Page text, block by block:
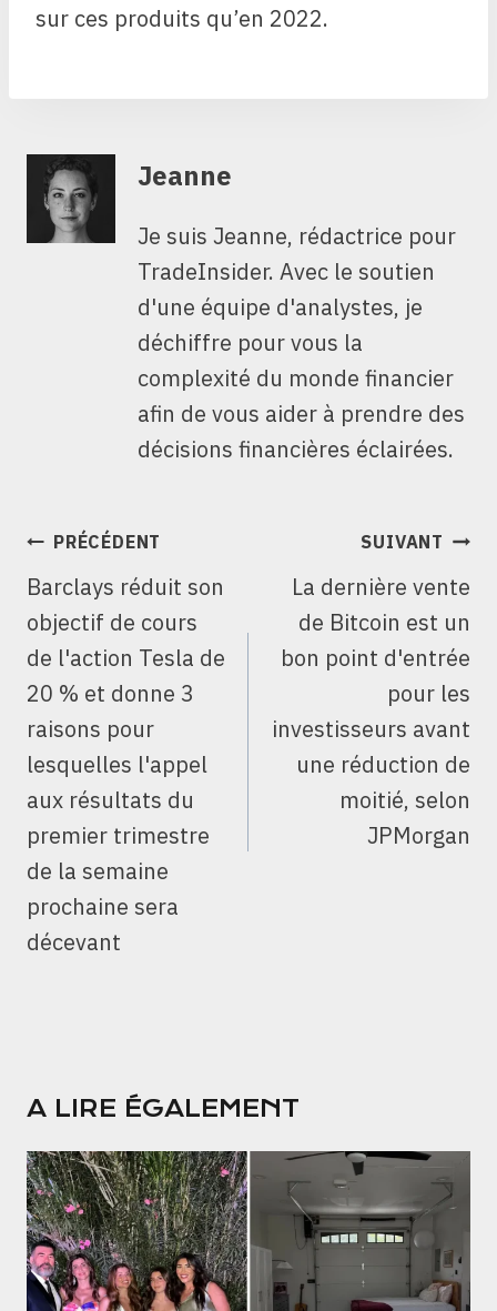
sur ces produits qu’en 2022.
Jeanne
Je suis Jeanne, rédactrice pour
TradeInsider. Avec le soutien
d'une équipe d'analystes, je
déchiffre pour vous la
complexité du monde financier
afin de vous aider à prendre des
décisions financières éclairées.
NAVIGATION
L’ARTICLE
PRÉCÉDENT
Barclays réduit son
objectif de cours
de l'action Tesla de
20 % et donne 3
raisons pour
lesquelles l'appel
aux résultats du
premier trimestre
de la semaine
prochaine sera
décevant
SUIVANT
La dernière vente
de Bitcoin est un
bon point d'entrée
pour les
investisseurs avant
une réduction de
moitié, selon
JPMorgan
A LIRE ÉGALEMENT